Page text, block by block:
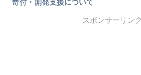
寄付・開発支援について
スポンサーリンク